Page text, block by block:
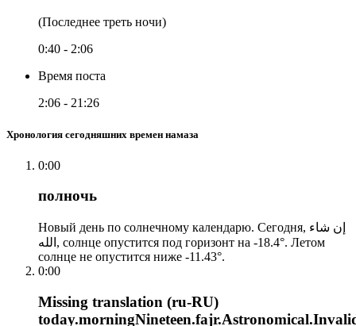
(Последнее треть ночи)
0:40 - 2:06
Время поста
2:06 - 21:26
Хронология сегодняшних времен намаза
0:00
полночь
Новый день по солнечному календарю. Сегодня, إن شاء
الله, солнце опустится под горизонт на -18.4°. Летом
солнце не опустится ниже -11.43°.
0:00
Missing translation (ru-RU)